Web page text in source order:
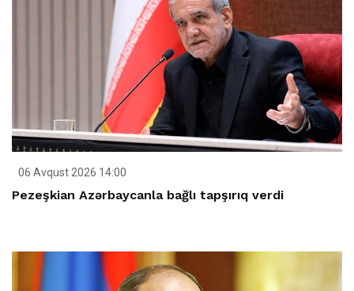
06 Avqust 2026 14:00
Pezeşkian Azərbaycanla bağlı tapşırıq verdi